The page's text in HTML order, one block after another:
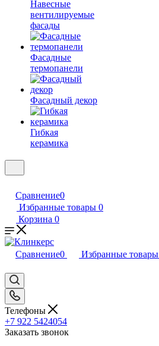
Навесные
вентилируемые
фасады
Фасадные
термопанели
Фасадный декор
Гибкая
керамика
Сравнение0
Избранные товары 0
Корзина 0
Сравнение0 Избранные товары
Телефоны
+7 922 5424054
Заказать звонок